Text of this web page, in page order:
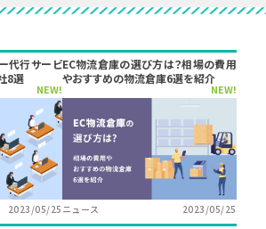
代行サービ
8選
NEW!
2023/05/25
EC物流倉庫の選び方は？相場の費用
やおすすめの物流倉庫6選を紹介
NEW!
ニュース 2023/05/25